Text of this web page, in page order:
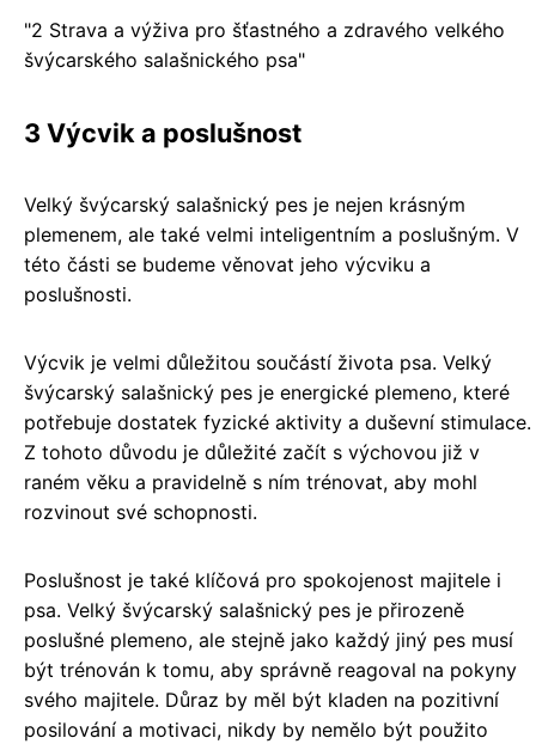
"2 Strava a výživa pro šťastného a zdravého velkého
švýcarského salašnického psa"
3 Výcvik a poslušnost
Velký švýcarský salašnický pes je nejen krásným
plemenem, ale také velmi inteligentním a poslušným. V
této části se budeme věnovat jeho výcviku a
poslušnosti.
Výcvik je velmi důležitou součástí života psa. Velký
švýcarský salašnický pes je energické plemeno, které
potřebuje dostatek fyzické aktivity a duševní stimulace.
Z tohoto důvodu je důležité začít s výchovou již v
raném věku a pravidelně s ním trénovat, aby mohl
rozvinout své schopnosti.
Poslušnost je také klíčová pro spokojenost majitele i
psa. Velký švýcarský salašnický pes je přirozeně
poslušné plemeno, ale stejně jako každý jiný pes musí
být trénován k tomu, aby správně reagoval na pokyny
svého majitele. Důraz by měl být kladen na pozitivní
posilování a motivaci, nikdy by nemělo být použito